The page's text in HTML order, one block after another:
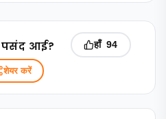
पसंद आई? हाँ 94
शेयर करें